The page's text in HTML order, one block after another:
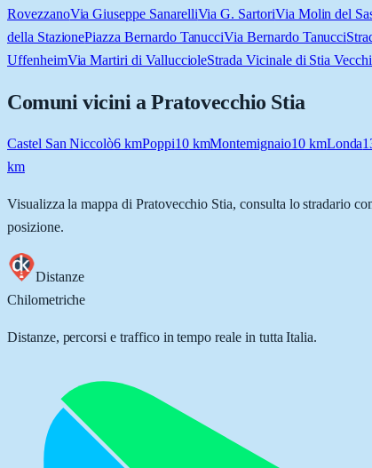
RovezzanoVia Giuseppe SanarelliVia G. SartoriVia Molin del
della StazionePiazza Bernardo TanucciVia Bernardo Tanucci
UffenheimVia Martiri di ValluccioleStrada Vicinale di Stia
Comuni vicini aPratovecchio Stia
Castel San Niccolò6 kmPoppi10kmMontemignaio10kmLonda
km
Visualizza la mappa di Pratovecchio Stia, consulta lo stradario
posizione.
Distanze
Chilometriche
Distanze, percorsi e traffico in tempo reale in tutta Italia.